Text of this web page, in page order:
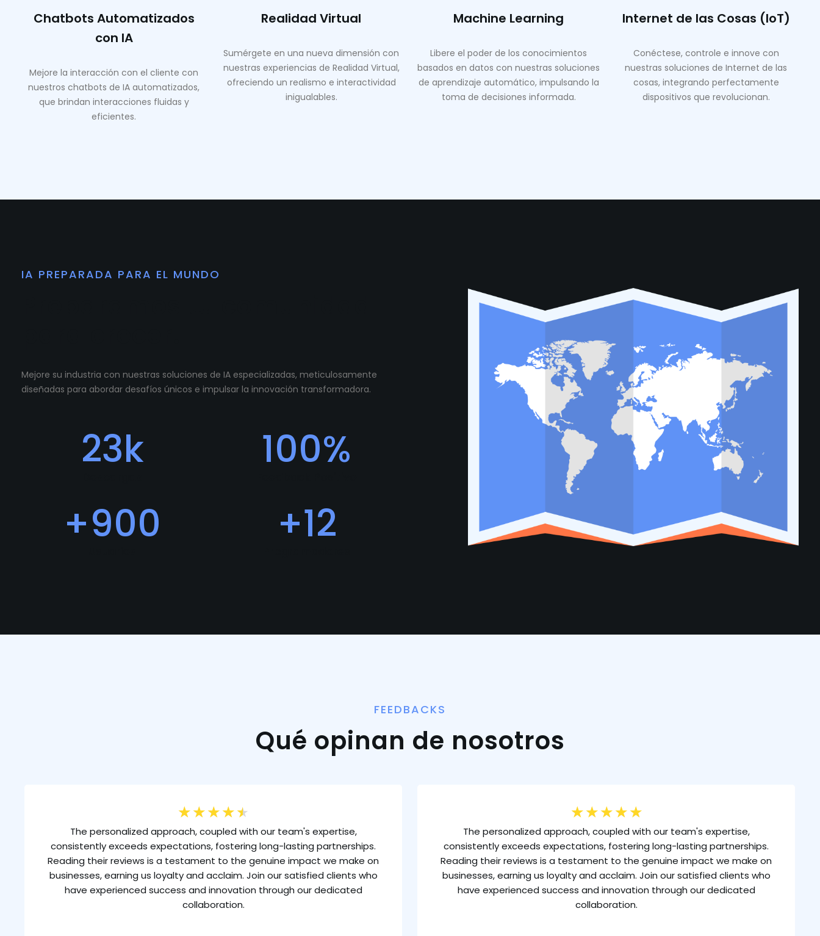
Chatbots Automatizados
con IA
Mejore la interacción con el cliente con
nuestros chatbots de IA automatizados,
que brindan interacciones fluidas y
eficientes.
Realidad Virtual
Sumérgete en una nueva dimensión con
nuestras experiencias de Realidad Virtual,
ofreciendo un realismo e interactividad
inigualables.
Machine Learning
Libere el poder de los conocimientos
basados ​​en datos con nuestras soluciones
de aprendizaje automático, impulsando la
toma de decisiones informada.
Internet de las Cosas (IoT)
Conéctese, controle e innove con
nuestras soluciones de Internet de las
cosas, integrando perfectamente
dispositivos que revolucionan.
IA PREPARADA PARA EL MUNDO
Mejore su industria con nuestras soluciones de IA especializadas, meticulosamente
diseñadas para abordar desafíos únicos e impulsar la innovación transformadora.
23k 100%
+900 +12
FEEDBACKS
Qué opinan de nosotros
★ ★ ★ ★ ★
The personalized approach, coupled with our team's expertise,
consistently exceeds expectations, fostering long-lasting partnerships.
Reading their reviews is a testament to the genuine impact we make on
businesses, earning us loyalty and acclaim. Join our satisfied clients who
have experienced success and innovation through our dedicated
collaboration.
★ ★ ★ ★ ★
The personalized approach, coupled with our team's expertise,
consistently exceeds expectations, fostering long-lasting partnerships.
Reading their reviews is a testament to the genuine impact we make on
businesses, earning us loyalty and acclaim. Join our satisfied clients who
have experienced success and innovation through our dedicated
collaboration.